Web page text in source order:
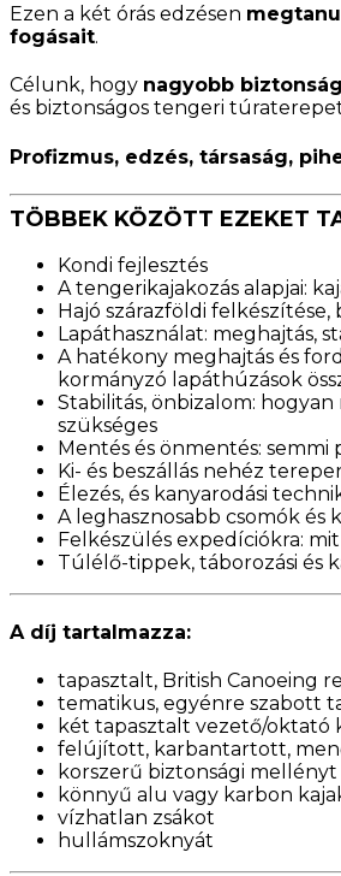
Ezen a két órás edzésen
fogásait.
Célunk, hogy nagyobb
és biztonságos tengeri
Profizmus, edzés, társaság,
TÖBBEK KÖZÖTT EZEKET
Kondi fejlesztés
A tengerikajakozás alapjai:
Hajó szárazföldi felkészítése,
Lapáthasználat: meghajtás,
A hatékony meghajtás és
kormányzó lapáthúzások
Stabilitás, önbizalom: hogyan
szükséges
Mentés és önmentés:
Ki- és beszállás nehéz
Élezés, és kanyarodási
A leghasznosabb csomók és
Felkészülés expedíciókra: m
Túlélő-tippek, táborozási és
A díj tartalmazza:
tapasztalt, British Canoeing
tematikus, egyénre szabott
két tapasztalt vezető/oktató
felújított, karbantartott,
korszerű biztonsági mellényt
könnyű alu vagy karbon
vízhatlan zsákot
hullámszoknyát